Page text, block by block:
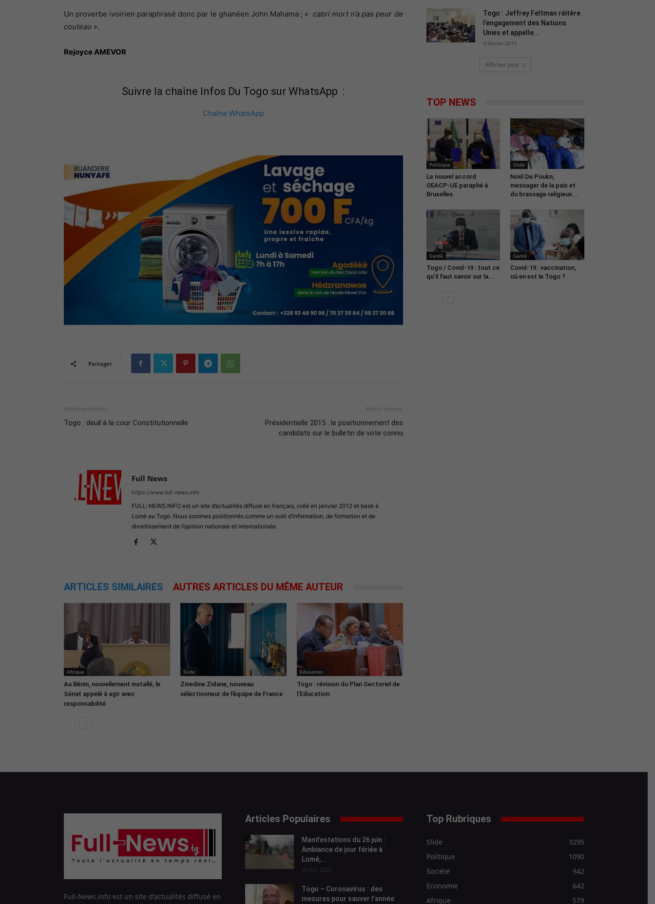
Un proverbe ivoirien paraphrasé donc par le ghanéen John Mahama ; « cabri mort n’a pas peur de
couteau ».
Rejoyce AMEVOR
Suivre la chaîne Infos Du Togo sur WhatsApp :
Chaîne WhatsApp
Partager
Article précédant
Togo : deuil à la cour Constitutionnelle
Article suivant
Présidentielle 2015 : le positionnement des
candidats sur le bulletin de vote connu
Full News
https://www.full-news.info
FULL-NEWS.INFO est un site d’actualités diffusé en français, créé en janvier 2012 et basé à
Lomé au Togo. Nous sommes positionnés comme un outil d’information, de formation et de
divertissement de l’opinion nationale et internationale.
ARTICLES SIMILAIRES AUTRES ARTICLES DU MÊME AUTEUR
Afrique
Au Bénin, nouvellement installé, le
Sénat appelé à agir avec
responsabilité
Slide
Zinedine Zidane, nouveau
sélectionneur de l’équipe de France
Education
Togo : révision du Plan Sectoriel de
l’Education
Togo : Jeffrey Feltman réitère
l’engagement des Nations
Unies et appelle...
4 février 2015
Afficher plus
TOP NEWS
Politique
Le nouvel accord
OEACP-UE paraphé à
Bruxelles
Slide
Noël De Poukn,
messager de la paix et
du brassage religieux...
Santé
Togo / Covid-19 : tout ce
qu’il faut savoir sur la...
Santé
Covid-19 : vaccination,
où en est le Togo ?
Full-News.info est un site d’actualités diffusé en
Articles Populaires
Manifestations du 26 juin :
Ambiance de jour fériée à
Lomé,...
26 juin 2025
Togo – Coronavirus : des
mesures pour sauver l’année
Top Rubriques
Slide
3295
Politique
1090
Société
942
Economie
642
Afrique
579